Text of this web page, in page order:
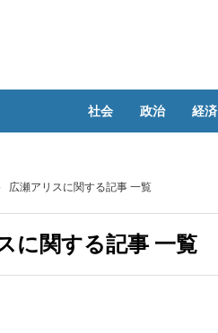
社会 政治 経済
広瀬アリスに関する記事 一覧
に関する記事 一覧